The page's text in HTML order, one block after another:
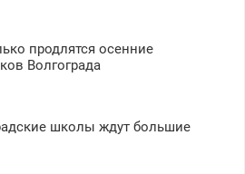
продлятся осенние
Волгограда
школы ждут большие